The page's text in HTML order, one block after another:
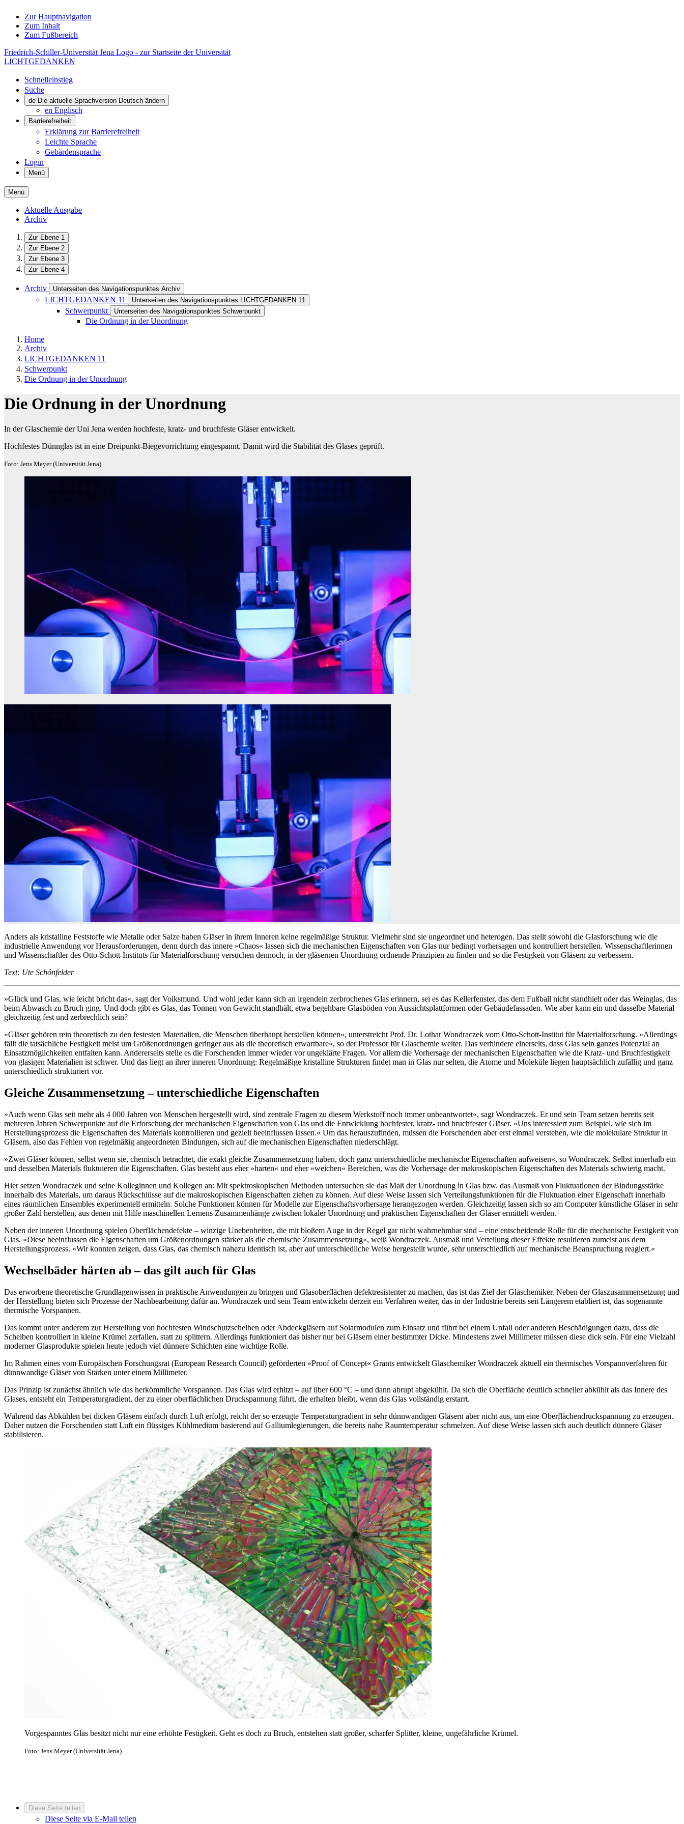
Zur Hauptnavigation
Zum Inhalt
Zum Fußbereich
Friedrich-Schiller-Universität Jena Logo - zur Startseite der Universität
LICHTGEDANKEN
Schnelleinstieg
Suche
de Die aktuelle Sprachversion Deutsch ändern
en Englisch
Barrierefreiheit
Erklärung zur Barrierefreiheit
Leichte Sprache
Gebärdensprache
Login
Menü
Menü
Aktuelle Ausgabe
Archiv
Zur Ebene 1
Zur Ebene 2
Zur Ebene 3
Zur Ebene 4
Archiv Unterseiten des Navigationspunktes Archiv
LICHTGEDANKEN 11 Unterseiten des Navigationspunktes LICHTGEDANKEN 11
Schwerpunkt Unterseiten des Navigationspunktes Schwerpunkt
Die Ordnung in der Unordnung
Home
Archiv
LICHTGEDANKEN 11
Schwerpunkt
Die Ordnung in der Unordnung
Die Ordnung in der Unordnung
In der Glaschemie der Uni Jena werden hochfeste, kratz- und bruchfeste Gläser entwickelt.
Hochfestes Dünnglas ist in eine Dreipunkt-Biegevorrichtung eingespannt. Damit wird die Stabilität des Glases geprüft.
Foto: Jens Meyer (Universität Jena)
Anders als kristalline Feststoffe wie Metalle oder Salze haben Gläser in ihrem Inneren keine regelmäßige Struktur. Vielmehr sind sie ungeordnet und heterogen. Das stellt sowohl die Glasforschung wie die
industrielle Anwendung vor Herausforderungen, denn durch das innere »Chaos« lassen sich die mechanischen Eigenschaften von Glas nur bedingt vorhersagen und kontrolliert herstellen. Wissenschaftlerinnen
und Wissenschaftler des Otto-Schott-Instituts für Materialforschung versuchen dennoch, in der gläsernen Unordnung ordnende Prinzipien zu finden und so die Festigkeit von Gläsern zu verbessern.
Text: Ute Schönfelder
»Glück und Glas, wie leicht bricht das«, sagt der Volksmund. Und wohl jeder kann sich an irgendein zerbrochenes Glas erinnern, sei es das Kellerfenster, das dem Fußball nicht standhielt oder das Weinglas, das
beim Abwasch zu Bruch ging. Und doch gibt es Glas, das Tonnen von Gewicht standhält, etwa begehbare Glasböden von Aussichtsplattformen oder Gebäudefassaden. Wie aber kann ein und dasselbe Material
gleichzeitig fest und zerbrechlich sein?
»Gläser gehören rein theoretisch zu den festesten Materialien, die Menschen überhaupt herstellen können«, unterstreicht Prof. Dr. Lothar Wondraczek vom Otto-Schott-Institut für Materialforschung. »Allerdings
fällt die tatsächliche Festigkeit meist um Größenordnungen geringer aus als die theoretisch erwartbare«, so der Professor für Glaschemie weiter. Das verhindere einerseits, dass Glas sein ganzes Potenzial an
Einsatzmöglichkeiten entfalten kann. Andererseits stelle es die Forschenden immer wieder vor ungeklärte Fragen. Vor allem die Vorhersage der mechanischen Eigenschaften wie die Kratz- und Bruchfestigkeit
von glasigen Materialien ist schwer. Und das liegt an ihrer inneren Unordnung: Regelmäßige kristalline Strukturen findet man in Glas nur selten, die Atome und Moleküle liegen hauptsächlich zufällig und ganz
unterschiedlich strukturiert vor.
Gleiche Zusammensetzung – unterschiedliche Eigenschaften
»Auch wenn Glas seit mehr als 4 000 Jahren von Menschen hergestellt wird, sind zentrale Fragen zu diesem Werkstoff noch immer unbeantwortet«, sagt Wondraczek. Er und sein Team setzen bereits seit
mehreren Jahren Schwerpunkte auf die Erforschung der mechanischen Eigenschaften von Glas und die Entwicklung hochfester, kratz- und bruchfester Gläser. »Uns interessiert zum Beispiel, wie sich im
Herstellungsprozess die Eigenschaften des Materials kontrollieren und gezielt beeinflussen lassen.« Um das herauszufinden, müssen die Forschenden aber erst einmal verstehen, wie die molekulare Struktur in
Gläsern, also das Fehlen von regelmäßig angeordneten Bindungen, sich auf die mechanischen Eigenschaften niederschlägt.
»Zwei Gläser können, selbst wenn sie, chemisch betrachtet, die exakt gleiche Zusammensetzung haben, doch ganz unterschiedliche mechanische Eigenschaften aufweisen«, so Wondraczek. Selbst innerhalb ein
und desselben Materials fluktuieren die Eigenschaften. Glas besteht aus eher »harten« und eher »weichen« Bereichen, was die Vorhersage der makroskopischen Eigenschaften des Materials schwierig macht.
Hier setzen Wondraczek und seine Kolleginnen und Kollegen an: Mit spektroskopischen Methoden untersuchen sie das Maß der Unordnung in Glas bzw. das Ausmaß von Fluktuationen der Bindungsstärke
innerhalb des Materials, um daraus Rückschlüsse auf die makroskopischen Eigenschaften ziehen zu können. Auf diese Weise lassen sich Verteilungsfunktionen für die Fluktuation einer Eigenschaft innerhalb
eines räumlichen Ensembles experimentell ermitteln. Solche Funktionen können für Modelle zur Eigenschaftsvorhersage herangezogen werden. Gleichzeitig lassen sich so am Computer künstliche Gläser in sehr
großer Zahl herstellen, aus denen mit Hilfe maschinellen Lernens Zusammenhänge zwischen lokaler Unordnung und praktischen Eigenschaften der Gläser ermittelt werden.
Neben der inneren Unordnung spielen Oberflächendefekte – winzige Unebenheiten, die mit bloßem Auge in der Regel gar nicht wahrnehmbar sind – eine entscheidende Rolle für die mechanische Festigkeit von
Glas. »Diese beeinflussen die Eigenschaften um Größenordnungen stärker als die chemische Zusammensetzung«, weiß Wondraczek. Ausmaß und Verteilung dieser Effekte resultieren zumeist aus dem
Herstellungsprozess. »Wir konnten zeigen, dass Glas, das chemisch nahezu identisch ist, aber auf unterschiedliche Weise hergestellt wurde, sehr unterschiedlich auf mechanische Beanspruchung reagiert.«
Wechselbäder härten ab – das gilt auch für Glas
Das erworbene theoretische Grundlagenwissen in praktische Anwendungen zu bringen und Glasoberflächen defektresistenter zu machen, das ist das Ziel der Glaschemiker. Neben der Glaszusammensetzung und
der Herstellung bieten sich Prozesse der Nachbearbeitung dafür an. Wondraczek und sein Team entwickeln derzeit ein Verfahren weiter, das in der Industrie bereits seit Längerem etabliert ist, das sogenannte
thermische Vorspannen.
Das kommt unter anderem zur Herstellung von hochfesten Windschutzscheiben oder Abdeckgläsern auf Solarmodulen zum Einsatz und führt bei einem Unfall oder anderen Beschädigungen dazu, dass die
Scheiben kontrolliert in kleine Krümel zerfallen, statt zu splittern. Allerdings funktioniert das bisher nur bei Gläsern einer bestimmter Dicke. Mindestens zwei Millimeter müssen diese dick sein. Für eine Vielzahl
moderner Glasprodukte spielen heute jedoch viel dünnere Schichten eine wichtige Rolle.
Im Rahmen eines vom Europäischen Forschungsrat (European Research Council) geförderten »Proof of Concept« Grants entwickelt Glaschemiker Wondraczek aktuell ein thermisches Vorspannverfahren für
dünnwandige Gläser von Stärken unter einem Millimeter.
Das Prinzip ist zunächst ähnlich wie das herkömmliche Vorspannen. Das Glas wird erhitzt – auf über 600 °C – und dann abrupt abgekühlt. Da sich die Oberfläche deutlich schneller abkühlt als das Innere des
Glases, entsteht ein Temperaturgradient, der zu einer oberflächlichen Druckspannung führt, die erhalten bleibt, wenn das Glas vollständig erstarrt.
Während das Abkühlen bei dicken Gläsern einfach durch Luft erfolgt, reicht der so erzeugte Temperaturgradient in sehr dünnwandigen Gläsern aber nicht aus, um eine Oberflächendruckspannung zu erzeugen.
Daher nutzen die Forschenden statt Luft ein flüssiges Kühlmedium basierend auf Galliumlegierungen, die bereits nahe Raumtemperatur schmelzen. Auf diese Weise lassen sich auch deutlich dünnere Gläser
stabilisieren.
Vorgespanntes Glas besitzt nicht nur eine erhöhte Festigkeit. Geht es doch zu Bruch, entstehen statt großer, scharfer Splitter, kleine, ungefährliche Krümel.
Foto: Jens Meyer (Universität Jena)
Diese Seite teilen
Diese Seite via E-Mail teilen